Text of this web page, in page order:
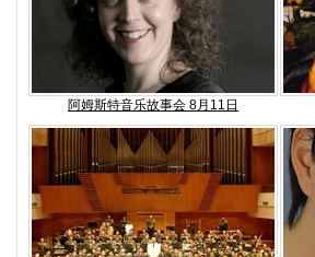
阿姆斯特音乐故事会 8月11日